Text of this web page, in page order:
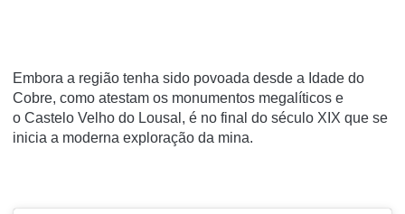
Embora a região tenha sido povoada desde a Idade do
Cobre, como atestam os monumentos megalíticos e
o Castelo Velho do Lousal, é no final do século XIX que se
inicia a moderna exploração da mina.